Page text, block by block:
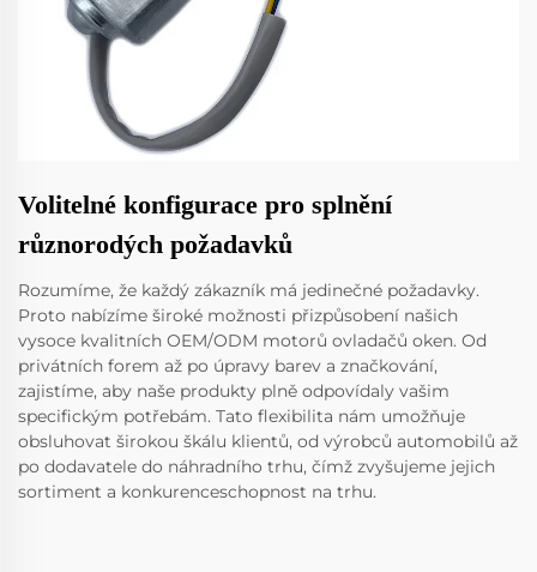
Volitelné konfigurace pro splnění
různorodých požadavků
Rozumíme, že každý zákazník má jedinečné požadavky.
Proto nabízíme široké možnosti přizpůsobení našich
vysoce kvalitních OEM/ODM motorů ovladačů oken. Od
privátních forem až po úpravy barev a značkování,
zajistíme, aby naše produkty plně odpovídaly vašim
specifickým potřebám. Tato flexibilita nám umožňuje
obsluhovat širokou škálu klientů, od výrobců automobilů až
po dodavatele do náhradního trhu, čímž zvyšujeme jejich
sortiment a konkurenceschopnost na trhu.